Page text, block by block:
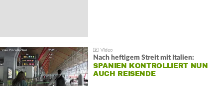
Nach heftigem Streit mit Italien:
SPANIEN KONTROLLIERT NUN
AUCH REISENDE